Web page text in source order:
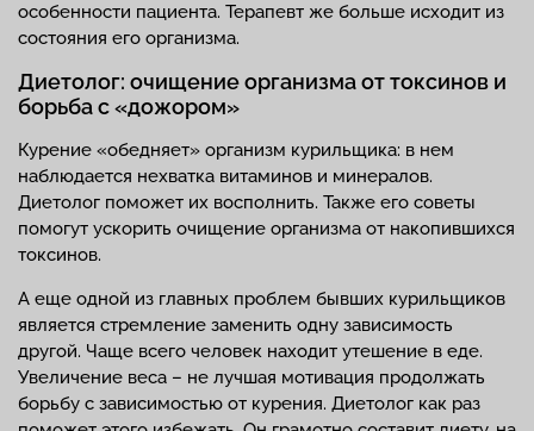
особенности пациента. Терапевт же больше исходит из
состояния его организма.
Диетолог: очищение организма от токсинов и
борьба с «дожором»
Курение «обедняет» организм курильщика: в нем
наблюдается нехватка витаминов и минералов.
Диетолог поможет их восполнить. Также его советы
помогут ускорить очищение организма от накопившихся
токсинов.
А еще одной из главных проблем бывших курильщиков
является стремление заменить одну зависимость
другой. Чаще всего человек находит утешение в еде.
Увеличение веса – не лучшая мотивация продолжать
борьбу с зависимостью от курения. Диетолог как раз